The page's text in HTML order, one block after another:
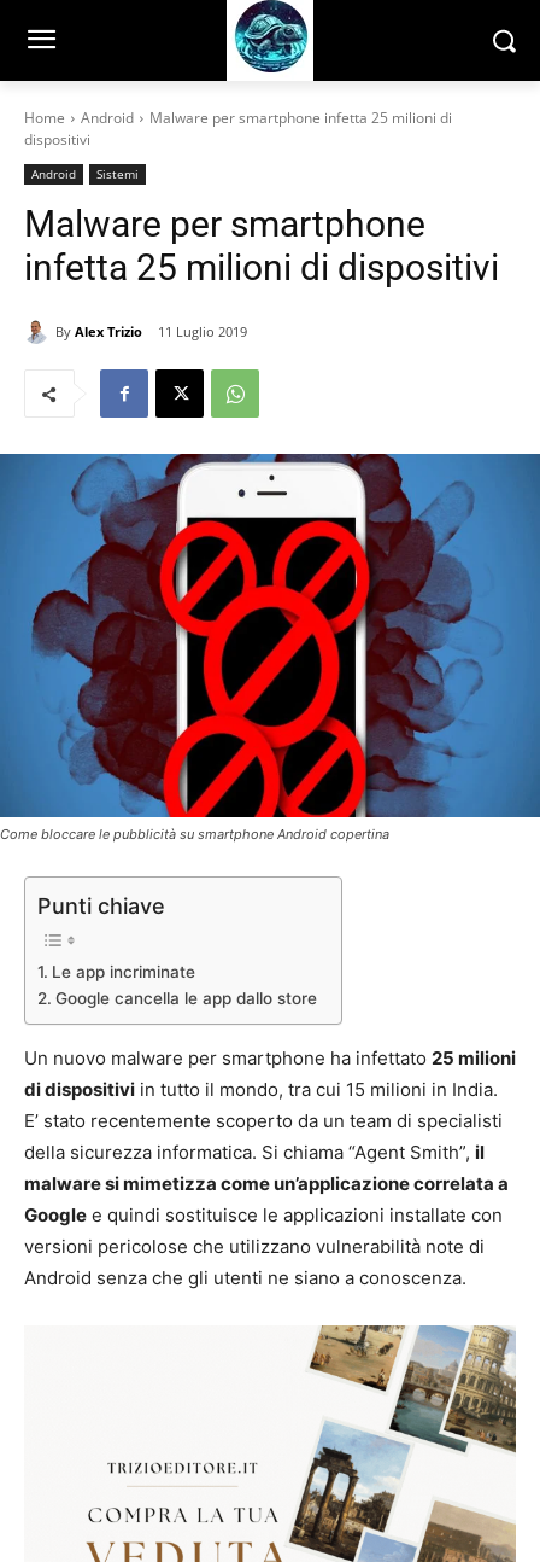
Home Android
Malware per smartphone infetta 25 milioni di
dispositivi
Android Sistemi
Malware per smartphone
infetta 25 milioni di dispositivi
By Alex Trizio 11 Luglio 2019
Come bloccare le pubblicità su smartphone Android copertina
Punti chiave
Le app incriminate
Google cancella le app dallo store
Un nuovo malware per smartphone ha infettato 25 milioni
di dispositivi in ​​tutto il mondo, tra cui 15 milioni in India.
E’ stato recentemente scoperto da un team di specialisti
della sicurezza informatica. Si chiama “Agent Smith”, il
malware si mimetizza come un’applicazione correlata a
Google e quindi sostituisce le applicazioni installate con
versioni pericolose che utilizzano vulnerabilità note di
Android senza che gli utenti ne siano a conoscenza.